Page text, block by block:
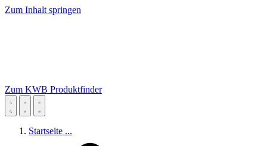
Zum Inhalt springen
Zum KWB Produktfinder
Startseite ...